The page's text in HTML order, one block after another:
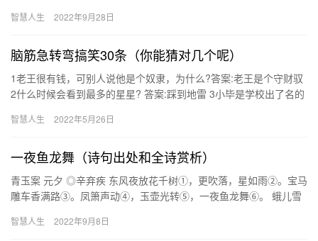
智慧人生 2022年9月28日
脑筋急转弯搞笑30条（你能猜对几个呢）
1老王很有钱，可别人说他是个奴隶，为什么?答案:老王是个守财驭
2什么时候会看到最多的星星? 答案:踩到地雷 3小毕是学校出了名的
智慧人生 2022年5月26日
一夜鱼龙舞（诗句出处和全诗赏析）
青玉案 元夕 ◎辛弃疾 东风夜放花千树①，更吹落，星如雨②。宝马
雕车香满路③。凤箫声动④，玉壶光转⑤，一夜鱼龙舞⑥。 蛾儿雪
智慧人生 2022年9月8日